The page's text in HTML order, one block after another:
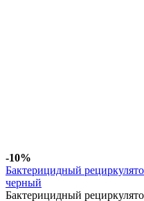
-10%
Бактерицидный
черный
Бактерицидный